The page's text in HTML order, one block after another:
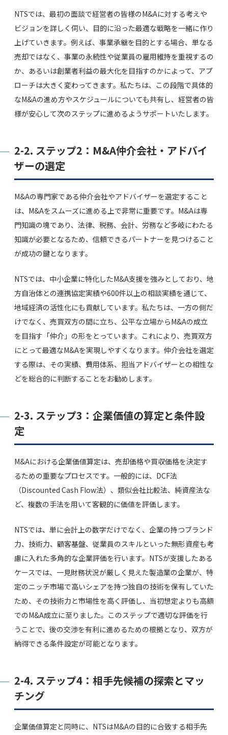
NTSでは、最初の面談で経営者の皆様のM&Aに対する考えや
ビジョンを詳しく伺い、目的に沿った最適な戦略を一緒に作り
上げていきます。例えば、事業承継を目的とする場合、単なる
売却ではなく、事業の永続性や従業員の雇用維持を重視するの
か、あるいは創業者利益の最大化を目指すのかによって、アプ
ローチは大きく変わってきます。私たちは、この段階で具体的
なM&Aの進め方やスケジュールについても共有し、経営者の皆
様が安心して次のステップに進めるようサポートいたします。
2-2. ステップ2：M&A仲介会社・アドバイ
ザーの選定
M&Aの専門家である仲介会社やアドバイザーを選定すること
は、M&Aをスムーズに進める上で非常に重要です。M&Aは専
門知識の塊であり、法律、税務、会計、労務など多岐にわたる
知識が必要となるため、信頼できるパートナーを見つけること
が成功の鍵となります。
NTSでは、中小企業に特化したM&A支援を強みとしており、地
方自治体との連携協定実績や600件以上の相談実績を通じて、
地域経済の活性化にも貢献しています。私たちは、一方の側だ
けでなく、売買双方の間に立ち、公平な立場からM&Aの成立
を目指す「仲介」の形をとっています。これにより、売買双方
にとって最適なM&Aを実現しやすくなります。仲介会社を選定
する際は、その実績、費用体系、担当アドバイザーとの相性な
どを総合的に判断することをお勧めします。
2-3. ステップ3：企業価値の算定と条件設
定
M&Aにおける企業価値算定は、売却価格や買収価格を決定す
るための重要なプロセスです。一般的には、DCF法
（Discounted Cash Flow法）、類似会社比較法、純資産法な
ど、複数の手法を用いて客観的に価値を評価します。
NTSでは、単に会計上の数字だけでなく、企業の持つブランド
力、技術力、顧客基盤、従業員のスキルといった無形資産も考
慮に入れた多角的な企業評価を行います。NTSが支援したある
ケースでは、一見財務状況が厳しく見えた製造業の企業が、特
定のニッチ市場で高いシェアを持つ独自の技術を保有していた
ため、その技術力と市場性を高く評価し、当初想定よりも高額
でのM&A成立に至りました。このステップで適切な評価を行
うことで、後の交渉を有利に進めるための根拠となり、双方が
納得できる条件設定が可能となります。
2-4. ステップ4：相手先候補の探索とマッ
チング
企業価値算定と同時に、NTSはM&Aの目的に合致する相手先